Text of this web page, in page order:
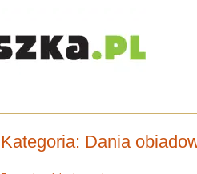
Kategoria: Dania